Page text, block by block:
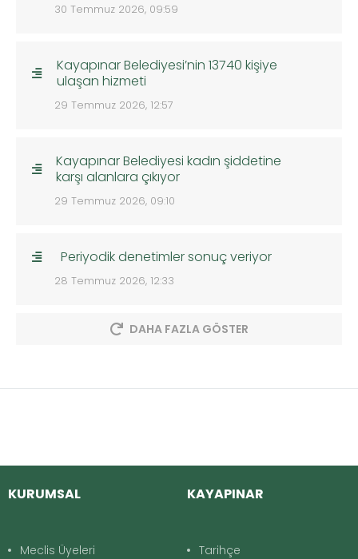
30 Temmuz 2026, 09:59
Kayapınar Belediyesi’nin 13740 kişiye
ulaşan hizmeti
29 Temmuz 2026, 12:57
Kayapınar Belediyesi kadın şiddetine
karşı alanlara çıkıyor
29 Temmuz 2026, 09:10
Periyodik denetimler sonuç veriyor
28 Temmuz 2026, 12:33
DAHA FAZLA GÖSTER
KURUMSAL
Meclis Üyeleri
KAYAPINAR
Tarihçe